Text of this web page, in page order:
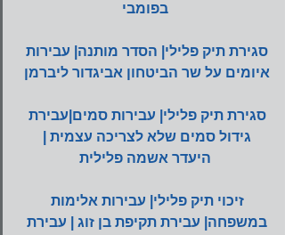
בפומבי
סגירת תיק פלילי| הסדר מותנה| עבירות
איומים על שר הביטחון אביגדור ליברמן
סגירת תיק פלילי| עבירות סמים|עבירת
גידול סמים שלא לצריכה עצמית |
היעדר אשמה פלילית
זיכוי תיק פלילי| עבירות אלימות
במשפחה| עבירת תקיפת בן זוג | עבירת